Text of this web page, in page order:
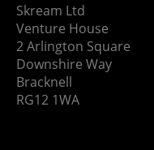
Skream Ltd
Venture House
2 Arlington Square
Downshire Way
Bracknell
RG12 1WA